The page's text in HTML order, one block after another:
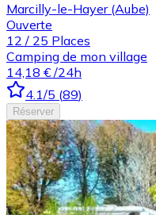
Marcilly-le-Hayer (Aube)
Ouverte
12 / 25 Places
Camping de mon village
14,18 € /24h
4.1/5 (89)
Réserver